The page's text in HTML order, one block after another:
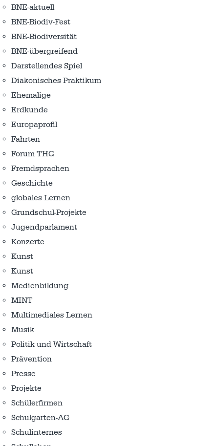
BNE-aktuell
BNE-Biodiv-Fest
BNE-Biodiversität
BNE-übergreifend
Darstellendes Spiel
Diakonisches Praktikum
Ehemalige
Erdkunde
Europaprofil
Fahrten
Forum THG
Fremdsprachen
Geschichte
globales Lernen
Grundschul-Projekte
Jugendparlament
Konzerte
Kunst
Kunst
Medienbildung
MINT
Multimediales Lernen
Musik
Politik und Wirtschaft
Prävention
Presse
Projekte
Schülerfirmen
Schulgarten-AG
Schulinternes